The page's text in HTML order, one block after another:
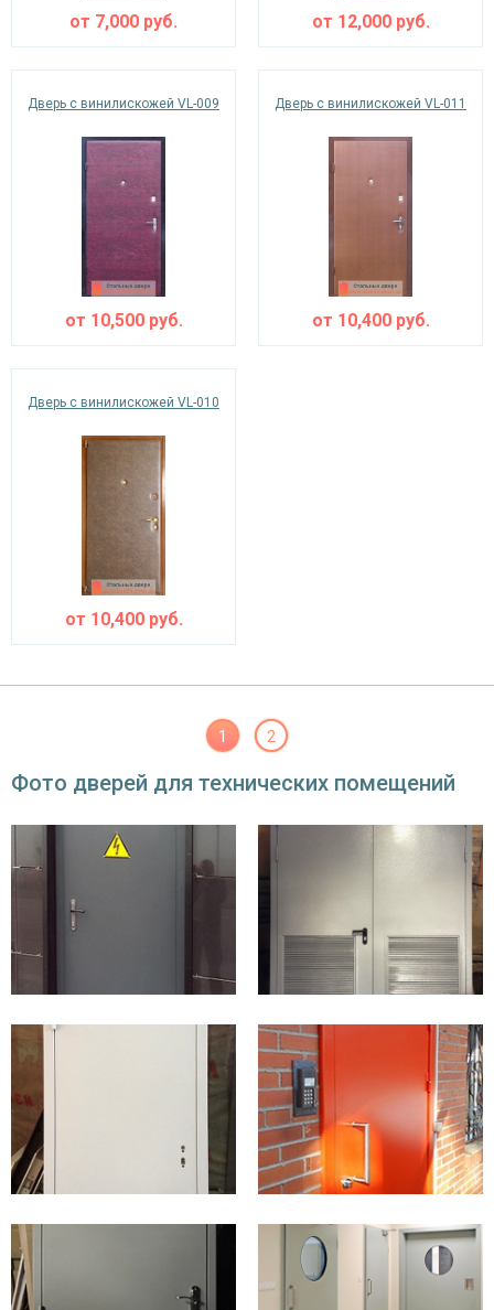
от 7,000 руб. от 12,000руб.
Дверь с винилискожей VL-009
от 10,500руб.
Дверь с винилискожей VL-011
от 10,400руб.
Дверь с винилискожей VL-010
от 10,400руб.
1 2
Фото дверей для технических помещений